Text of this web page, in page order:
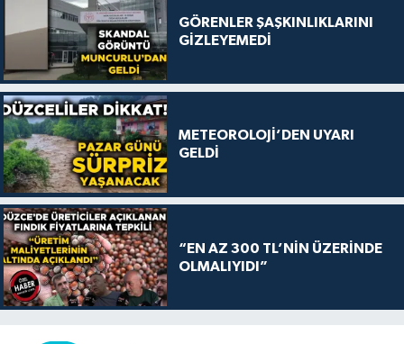
GÖRENLER ŞAŞKINLIKLARINI
GİZLEYEMEDİ
METEOROLOJİ’DEN UYARI
GELDİ
“EN AZ 300 TL’NİN ÜZERİNDE
OLMALIYIDI”